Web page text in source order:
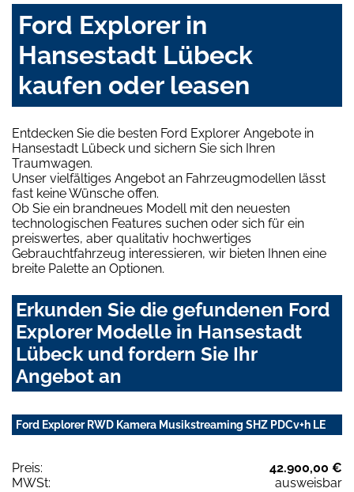
Ford Explorer in
Hansestadt Lübeck
kaufen oder leasen
Entdecken Sie die besten Ford Explorer Angebote in
Hansestadt Lübeck und sichern Sie sich Ihren
Traumwagen.
Unser vielfältiges Angebot an Fahrzeugmodellen lässt
fast keine Wünsche offen.
Ob Sie ein brandneues Modell mit den neuesten
technologischen Features suchen oder sich für ein
preiswertes, aber qualitativ hochwertiges
Gebrauchtfahrzeug interessieren, wir bieten Ihnen eine
breite Palette an Optionen.
Erkunden Sie die gefundenen Ford
Explorer Modelle in Hansestadt
Lübeck und fordern Sie Ihr
Angebot an
Ford Explorer RWD Kamera Musikstreaming SHZ PDCv+h LE
Preis:
42.900,00 €
MWSt:
ausweisbar